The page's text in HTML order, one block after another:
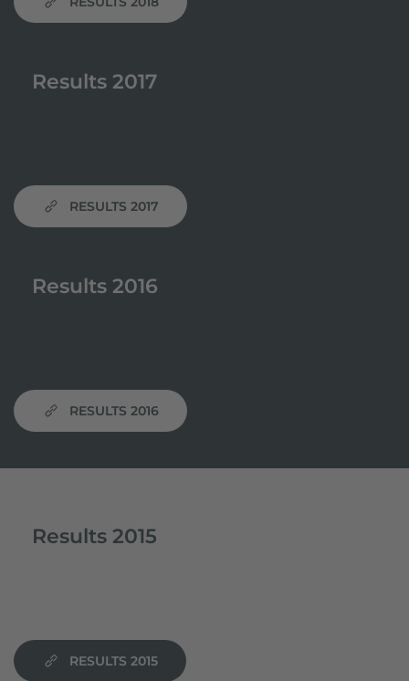
Results 2017
RESULTS 2017
Results 2016
RESULTS 2016
Results 2015
RESULTS 2015